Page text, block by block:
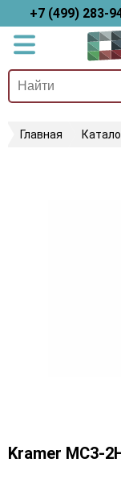
+7 (499) 283-
Главная
Kramer MC3-